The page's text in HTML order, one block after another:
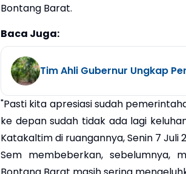
Bontang Barat.
Baca Juga:
Tim Ahli Gubernur Ungkap
"Pasti kita apresiasi sudah
ke depan sudah tidak ada lagi
Katakaltim di ruangannya, Senin 7 Juli
Sem membeberkan, sebelumnya,